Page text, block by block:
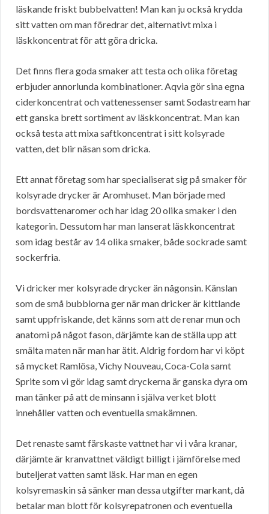
läskande friskt bubbelvatten! Man kan ju också krydda
sitt vatten om man föredrar det, alternativt mixa i
läskkoncentrat för att göra dricka.
Det finns flera goda smaker att testa och olika företag
erbjuder annorlunda kombinationer. Aqvia gör sina egna
ciderkoncentrat och vattenessenser samt Sodastream har
ett ganska brett sortiment av läskkoncentrat. Man kan
också testa att mixa saftkoncentrat i sitt kolsyrade
vatten, det blir näsan som dricka.
Ett annat företag som har specialiserat sig på smaker för
kolsyrade drycker är Aromhuset. Man började med
bordsvattenaromer och har idag 20 olika smaker i den
kategorin. Dessutom har man lanserat läskkoncentrat
som idag består av 14 olika smaker, både sockrade samt
sockerfria.
Vi dricker mer kolsyrade drycker än någonsin. Känslan
som de små bubblorna ger när man dricker är kittlande
samt uppfriskande, det känns som att de renar mun och
anatomi på något fason, därjämte kan de ställa upp att
smälta maten när man har ätit. Aldrig fordom har vi köpt
så mycket Ramlösa, Vichy Nouveau, Coca-Cola samt
Sprite som vi gör idag samt dryckerna är ganska dyra om
man tänker på att de minsann i själva verket blott
innehåller vatten och eventuella smakämnen.
Det renaste samt färskaste vattnet har vi i våra kranar,
därjämte är kranvattnet väldigt billigt i jämförelse med
buteljerat vatten samt läsk. Har man en egen
kolsyremaskin så sänker man dessa utgifter markant, då
betalar man blott för kolsyrepatronen och eventuella